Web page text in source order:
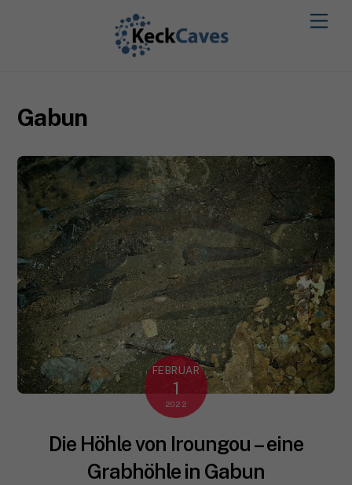
Gabun
FEBRUAR
1
2022
Die Höhle von Iroungou – eine
Grabhöhle in Gabun